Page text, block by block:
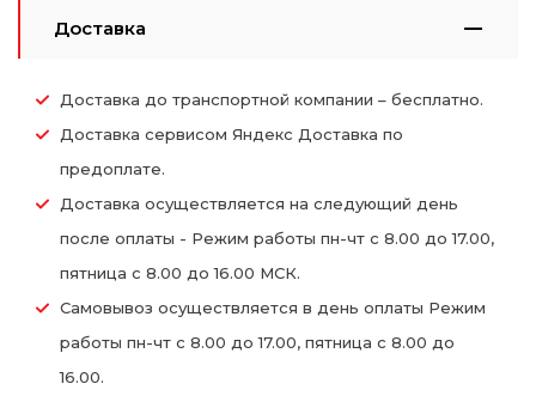
Доставка
Доставка до транспортной компании – бесплатно.
Доставка сервисом Яндекс Доставка по
предоплате.
Доставка осуществляется на следующий день
после оплаты - Режим работы пн-чт с 8.00 до 17.00,
пятница с 8.00 до 16.00 МСК.
Самовывоз осуществляется в день оплаты Режим
работы пн-чт с 8.00 до 17.00, пятница с 8.00 до
16.00.